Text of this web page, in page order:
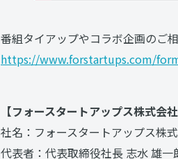
番組タイアップやコラボ企画のご
https://www.forstartups.com/
【フォースタートアップス株式会社
社名：フォースタートアップス株
代表者：代表取締役社長 志水 雄一